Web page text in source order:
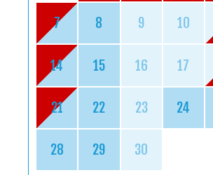
7 8 9 10
14 15 16 17
21 22 23 24
28 29 30